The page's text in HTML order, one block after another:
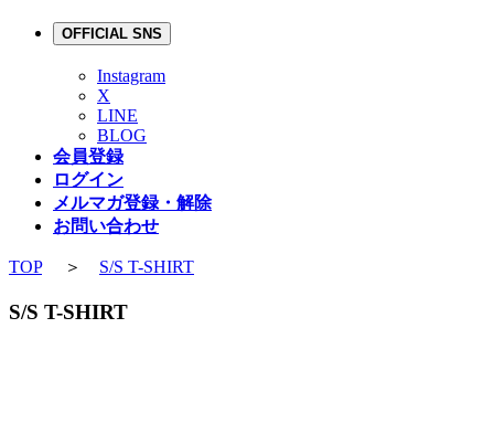
OFFICIAL SNS
Instagram
X
LINE
BLOG
会員登録
ログイン
メルマガ登録・解除
お問い合わせ
TOP＞ S/S T-SHIRT
S/S T-SHIRT